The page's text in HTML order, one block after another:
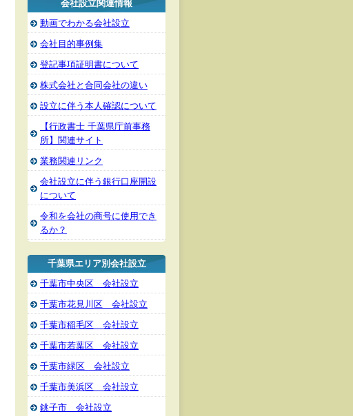
会社設立関連情報
動画でわかる会社設立
会社目的事例集
登記事項証明書について
株式会社と合同会社の違い
設立に伴う本人確認について
【行政書士 千葉県庁前事務
所】関連サイト
業務関連リンク
会社設立に伴う銀行口座開設
について
令和を会社の商号に使用でき
るか？
千葉県エリア別会社設立
千葉市中央区 会社設立
千葉市花見川区 会社設立
千葉市稲毛区 会社設立
千葉市若葉区 会社設立
千葉市緑区 会社設立
千葉市美浜区 会社設立
銚子市 会社設立